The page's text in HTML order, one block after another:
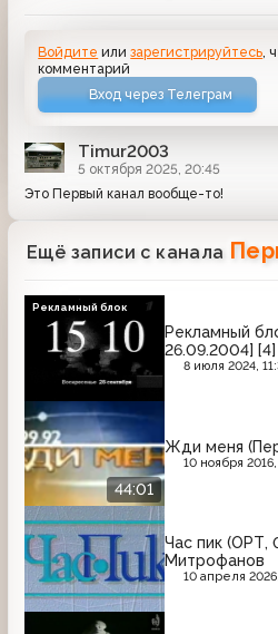
Войдите илизарегистрируйтесь ,
комментарий
Вход через Телеграм
Timur2003
5 октября 2025, 20:45
Это Первый канал вообще-то!
Ещё записи с канала
Рекламный
26.09.2004]
8 июля 2024,
Рекламный блок
44:01
Жди меня
10 ноября 2016,
Час пик (ОРТ,
Митрофанов
10 апреля